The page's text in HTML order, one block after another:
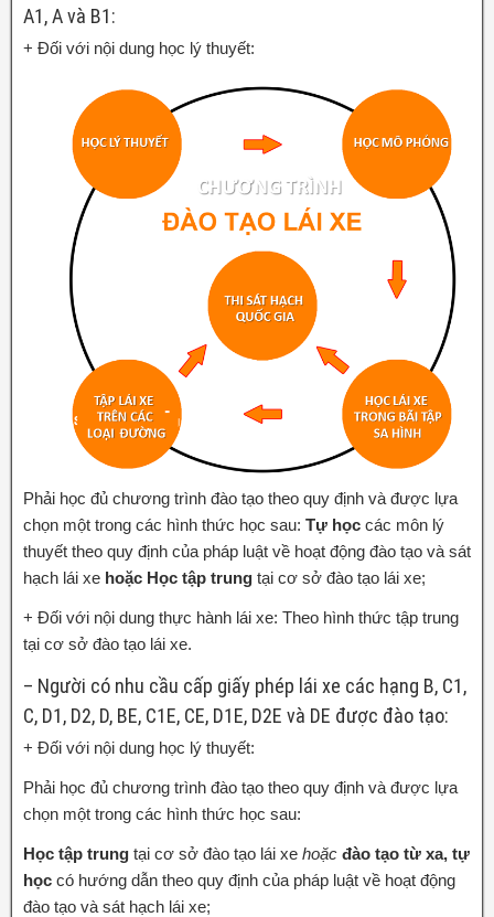
A1, A và B1:
+ Đối với nội dung học lý thuyết:
Phải học đủ chương trình đào tạo theo quy định và được lựa
chọn một trong các hình thức học sau: Tự học các môn lý
thuyết theo quy định của pháp luật về hoạt động đào tạo và sát
hạch lái xe hoặc Học tập trung tại cơ sở đào tạo lái xe;
+ Đối với nội dung thực hành lái xe: Theo hình thức tập trung
tại cơ sở đào tạo lái xe.
– Người có nhu cầu cấp giấy phép lái xe các hạng B, C1,
C, D1, D2, D, BE, C1E, CE, D1E, D2E và DE được đào tạo:
+ Đối với nội dung học lý thuyết:
Phải học đủ chương trình đào tạo theo quy định và được lựa
chọn một trong các hình thức học sau:
Học tập trung tại cơ sở đào tạo lái xe hoặc đào tạo từ xa, tự
học có hướng dẫn theo quy định của pháp luật về hoạt động
đào tạo và sát hạch lái xe;